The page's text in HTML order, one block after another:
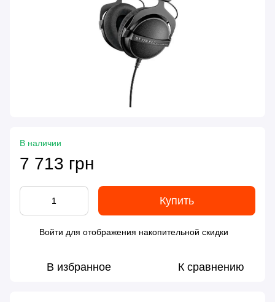
В наличии
7 713 грн
Купить
Войти для отображения накопительной скидки
В избранное К сравнению